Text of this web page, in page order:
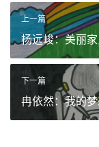
上一篇
杨远峻：美丽家
下一篇
冉依然：我的